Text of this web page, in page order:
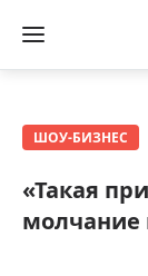
ШОУ-БИЗНЕС
«Такая
молчание